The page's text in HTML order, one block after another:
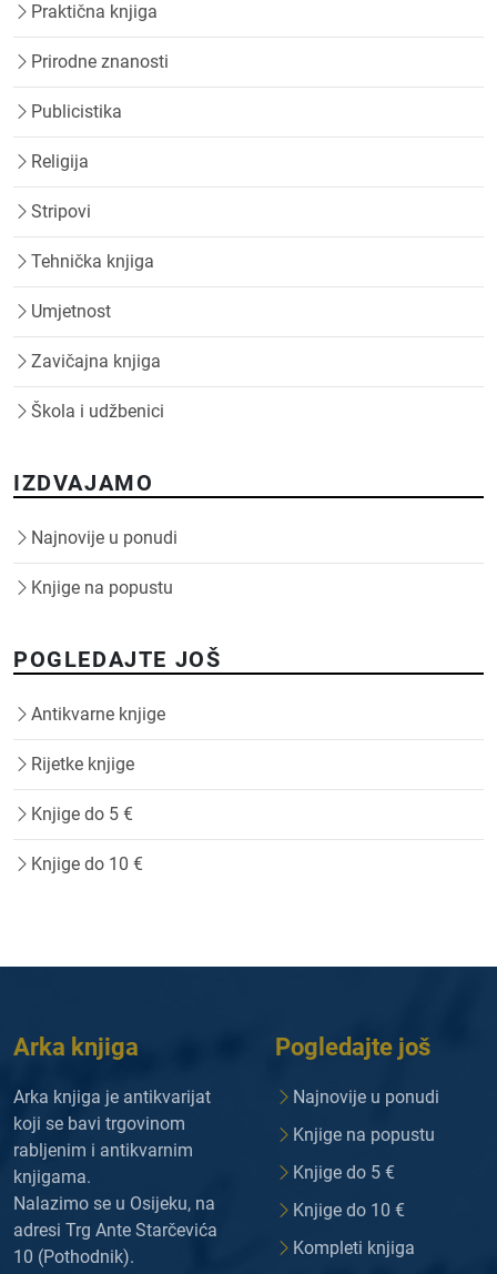
Praktična knjiga
Prirodne znanosti
Publicistika
Religija
Stripovi
Tehnička knjiga
Umjetnost
Zavičajna knjiga
Škola i udžbenici
IZDVAJAMO
Najnovije u ponudi
Knjige na popustu
POGLEDAJTE JOŠ
Antikvarne knjige
Rijetke knjige
Knjige do 5 €
Knjige do 10 €
Arka knjiga
Arka knjiga je antikvarijat
koji se bavi trgovinom
rabljenim i antikvarnim
knjigama.
Nalazimo se u Osijeku, na
adresi Trg Ante Starčevića
10 (Pothodnik).
Pogledajte još
Najnovije u ponudi
Knjige na popustu
Knjige do 5 €
Knjige do 10 €
Kompleti knjiga